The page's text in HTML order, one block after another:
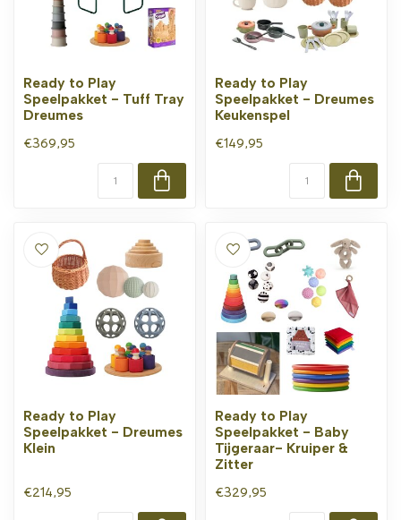
Ready to Play
Speelpakket - Tuff Tray
Dreumes
€369,95
Ready to Play
Speelpakket - Dreumes
Keukenspel
€149,95
Ready to Play
Speelpakket - Dreumes
Klein
€214,95
Ready to Play
Speelpakket - Baby
Tijgeraar- Kruiper &
Zitter
€329,95